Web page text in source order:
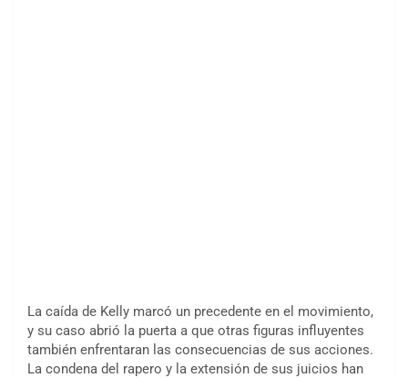
La caída de Kelly marcó un precedente en el movimiento,
y su caso abrió la puerta a que otras figuras influyentes
también enfrentaran las consecuencias de sus acciones.
La condena del rapero y la extensión de sus juicios han